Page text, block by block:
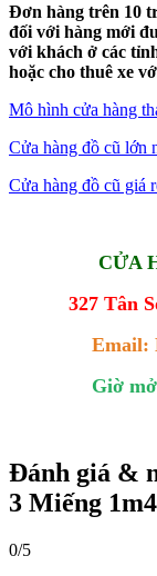
Đơn hàng trên 10
đối với hàng mới
với khách ở các
hoặc cho thuê xe
Mô hình cửa hàng
Cửa hàng đồ cũ lớn
Cửa hàng đồ cũ giá
CỬA
327 Tân
Email:
Giờ
Đánh giá &
3 Miếng 1m4
0/5